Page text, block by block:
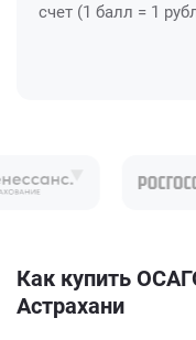
счет (1 балл = 1
Как купить
Астрахани